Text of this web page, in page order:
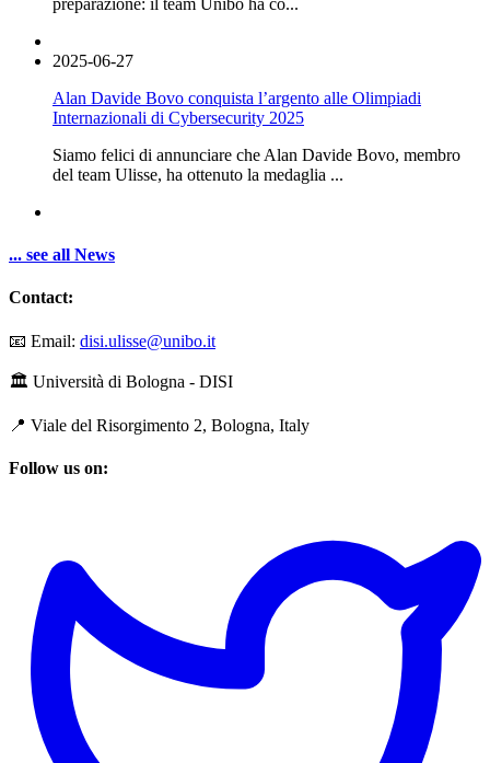
2025-06-27
Alan Davide Bovo conquista l’argento alle Olimpiadi
Internazionali di Cybersecurity 2025
Siamo felici di annunciare che Alan Davide Bovo, membro
del team Ulisse, ha ottenuto la medaglia ...
... see all News
Contact:
📧 Email: disi.ulisse@unibo.it
🏛️ Università di Bologna - DISI
📍 Viale del Risorgimento 2, Bologna, Italy
Follow us on: